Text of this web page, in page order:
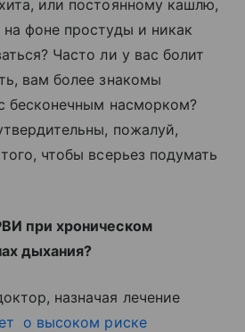
или постоянному кашлю,
фоне простуды и никак
Часто ли у вас болит
вам более знакомы
бесконечным насморком?
пожалуй,
чтобы всерьез подумать
при хроническом
дыхания?
назначая лечение
о высоком риске